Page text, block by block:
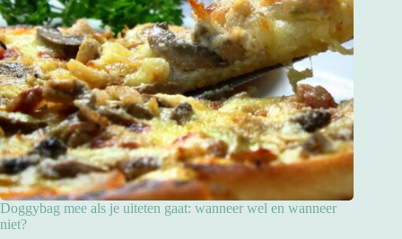
Doggybag mee als je uiteten gaat: wanneer wel en wanneer
niet?